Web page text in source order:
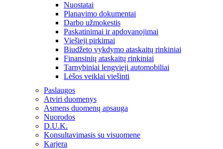
Nuostatai
Planavimo dokumentai
Darbo užmokestis
Paskatinimai ir apdovanojimai
Viešieji pirkimai
Biudžeto vykdymo ataskaitų rinkiniai
Finansinių ataskaitų rinkiniai
Tarnybiniai lengvieji automobiliai
Lėšos veiklai viešinti
Paslaugos
Atviri duomenys
Asmens duomenų apsauga
Nuorodos
D.U.K.
Konsultavimasis su visuomene
Karjera